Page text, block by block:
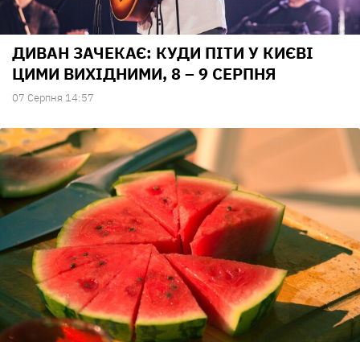
ДИВАН ЗАЧЕКАЄ: КУДИ ПІТИ У КИЄВІ
ЦИМИ ВИХІДНИМИ, 8 – 9 СЕРПНЯ
07 Серпня 14:57